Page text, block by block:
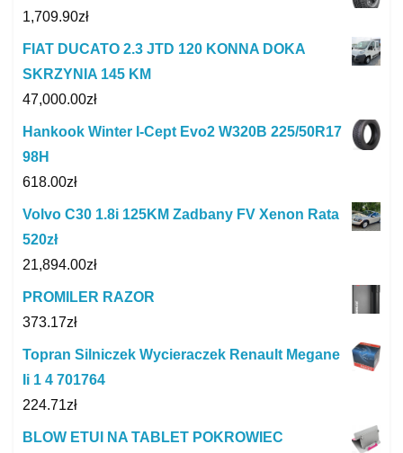
1,709.90zł
FIAT DUCATO 2.3 JTD 120 KONNA DOKA
SKRZYNIA 145 KM
47,000.00zł
Hankook Winter I-Cept Evo2 W320B 225/50R17
98H
618.00zł
Volvo C30 1.8i 125KM Zadbany FV Xenon Rata
520zł
21,894.00zł
PROMILER RAZOR
373.17zł
Topran Silniczek Wycieraczek Renault Megane
Ii 1 4 701764
224.71zł
BLOW ETUI NA TABLET POKROWIEC